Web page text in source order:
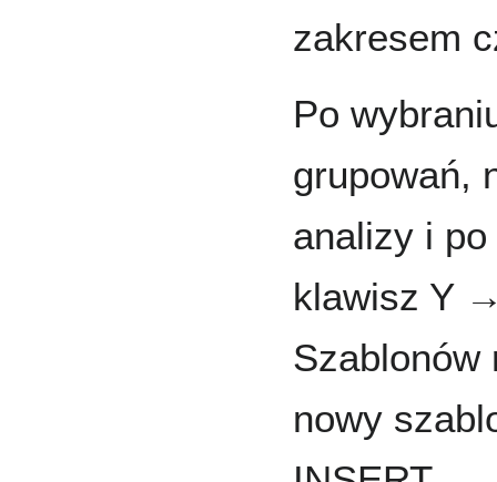
zakresem
Po
grupowań,
analizy i
klawisz Y
nowy